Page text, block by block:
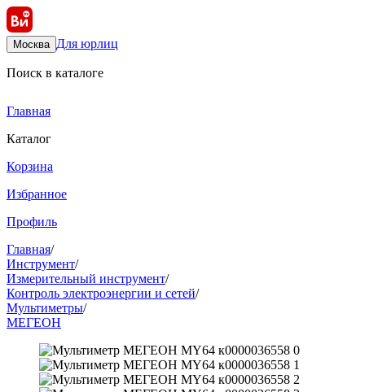
Москва Для юрлиц
Поиск в каталоге
Главная
Каталог
Корзина
Избранное
Профиль
Главная/
Инструмент/
Измерительный инструмент/
Контроль электроэнергии и сетей/
Мультиметры/
МЕГЕОН